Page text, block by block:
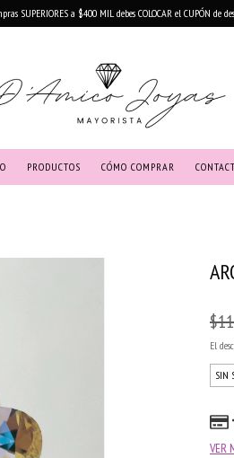
SUPERIORES a $400 MIL debes COLOCAR el CUPÓN de
PRODUCTOS CÓMO COMPRAR
El
SIN
VER